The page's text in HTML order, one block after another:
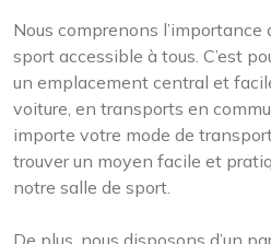
Nous comprenons l’importance
sport accessible à tous. C’est
un emplacement central et
voiture, en transports en
importe votre mode de
trouver un moyen facile et
notre salle de sport.
De plus, nous disposons d’un